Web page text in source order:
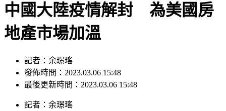
中國大陸疫情解封 為美國房
地產市場加溫
記者：余璟瑤
發佈時間：2023.03.06 15:48
最後更新時間：2023.03.06 15:48
記者 ： 余璟瑤